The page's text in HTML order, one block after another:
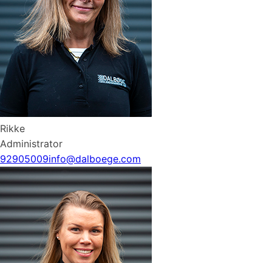
Rikke
Administrator
92905009info@dalboege.com